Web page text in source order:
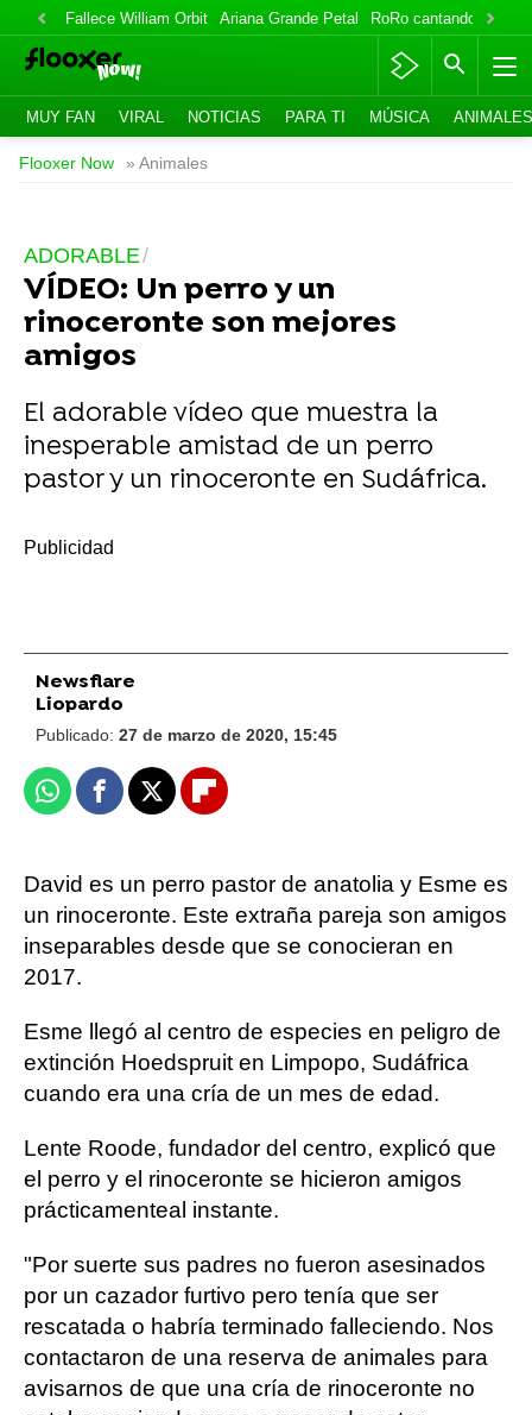
Fallece William Orbit Ariana Grande Petal RoRo cantando
MUY FAN VIRAL NOTICIAS PARA TI MÚSICA ANIMALES
Flooxer Now » Animales
ADORABLE
VÍDEO: Un perro y un
rinoceronte son mejores
amigos
El adorable vídeo que muestra la
inesperable amistad de un perro
pastor y un rinoceronte en Sudáfrica.
Newsflare
Liopardo
Publicado: 27 de marzo de 2020, 15:45
WhatsappFacebook
X Flipboard
David es un perro pastor de anatolia y Esme es
un rinoceronte. Este extraña pareja son amigos
inseparables desde que se conocieran en
2017.
Esme llegó al centro de especies en peligro de
extinción Hoedspruit en Limpopo, Sudáfrica
cuando era una cría de un mes de edad.
Lente Roode, fundador del centro, explicó que
el perro y el rinoceronte se hicieron amigos
prácticamenteal instante.
"Por suerte sus padres no fueron asesinados
por un cazador furtivo pero tenía que ser
rescatada o habría terminado falleciendo. Nos
contactaron de una reserva de animales para
avisarnos de que una cría de rinoceronte no